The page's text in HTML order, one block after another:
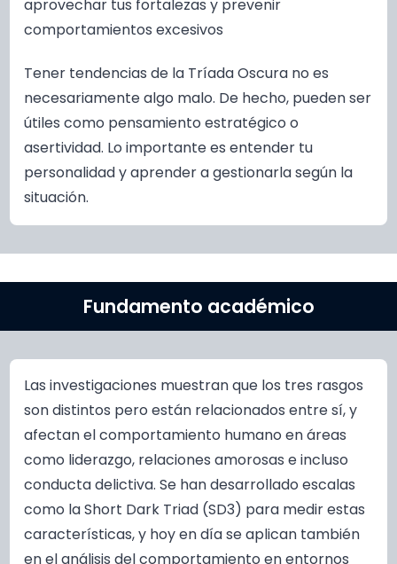
aprovechar tus fortalezas y prevenir
comportamientos excesivos
Tener tendencias de la Tríada Oscura no es
necesariamente algo malo. De hecho, pueden ser
útiles como pensamiento estratégico o
asertividad. Lo importante es entender tu
personalidad y aprender a gestionarla según la
situación.
Fundamento académico
Las investigaciones muestran que los tres rasgos
son distintos pero están relacionados entre sí, y
afectan el comportamiento humano en áreas
como liderazgo, relaciones amorosas e incluso
conducta delictiva. Se han desarrollado escalas
como la Short Dark Triad (SD3) para medir estas
características, y hoy en día se aplican también
en el análisis del comportamiento en entornos